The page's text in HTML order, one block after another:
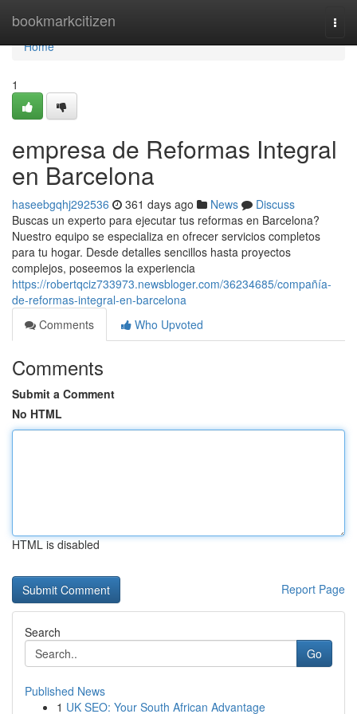
bookmarkcitizen
Home
Home
1
empresa de Reformas Integral
en Barcelona
haseebgqhj292536 361 days ago News
Discuss
Buscas un experto para ejecutar tus reformas en Barcelona?
Nuestro equipo se especializa en ofrecer servicios completos
para tu hogar. Desde detalles sencillos hasta proyectos
complejos, poseemos la experiencia
https://robertqciz733973.newsbloger.com/36234685/compañía-
de-reformas-integral-en-barcelona
Comments
Who Upvoted
Comments
Submit a Comment
No HTML
HTML is disabled
Report Page
Search
Go
Published News
1 UK SEO: Your South African Advantage